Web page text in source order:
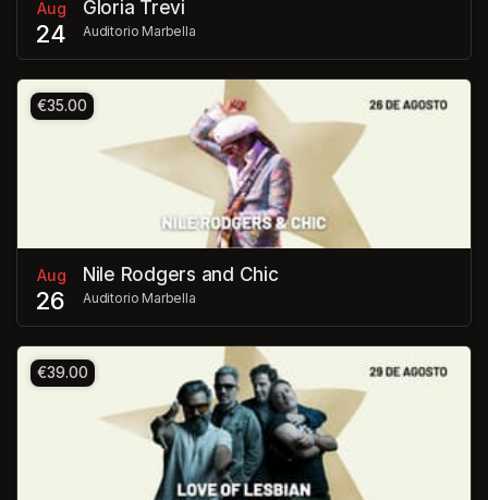
Aug
24
Gloria Trevi
Auditorio Marbella
€35.00
Aug
26
Nile Rodgers and Chic
Auditorio Marbella
€39.00